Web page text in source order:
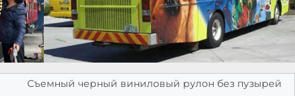
Съемный черный виниловый рулон без пузырей